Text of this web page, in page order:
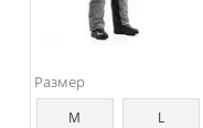
Размер
M L